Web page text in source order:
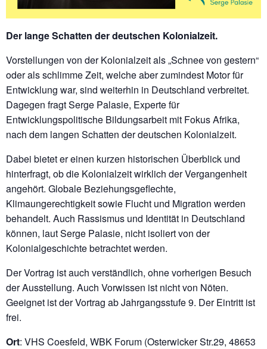
Der lange Schatten der deutschen Kolonialzeit.
Vorstellungen von der Kolonialzeit als „Schnee von gestern“
oder als schlimme Zeit, welche aber zumindest Motor für
Entwicklung war, sind weiterhin in Deutschland verbreitet.
Dagegen fragt Serge Palasie, Experte für
Entwicklungspolitische Bildungsarbeit mit Fokus Afrika,
nach dem langen Schatten der deutschen Kolonialzeit.
Dabei bietet er einen kurzen historischen Überblick und
hinterfragt, ob die Kolonialzeit wirklich der Vergangenheit
angehört. Globale Beziehungsgeflechte,
Klimaungerechtigkeit sowie Flucht und Migration werden
behandelt. Auch Rassismus und Identität in Deutschland
können, laut Serge Palasie, nicht isoliert von der
Kolonialgeschichte betrachtet werden.
Der Vortrag ist auch verständlich, ohne vorherigen Besuch
der Ausstellung. Auch Vorwissen ist nicht von Nöten.
Geeignet ist der Vortrag ab Jahrgangsstufe 9. Der Eintritt ist
frei.
Ort: VHS Coesfeld, WBK Forum (Osterwicker Str.29, 48653